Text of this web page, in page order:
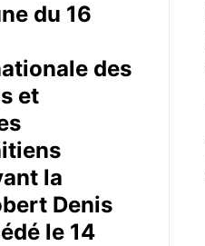
du 16
des
et
la
Denis
le 14